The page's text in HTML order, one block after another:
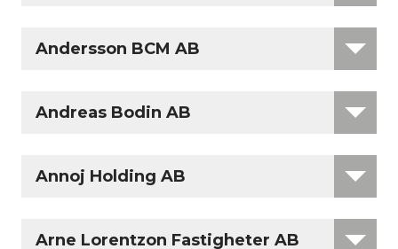
Andersson BCM AB
Andreas Bodin AB
Annoj Holding AB
Arne Lorentzon Fastigheter AB